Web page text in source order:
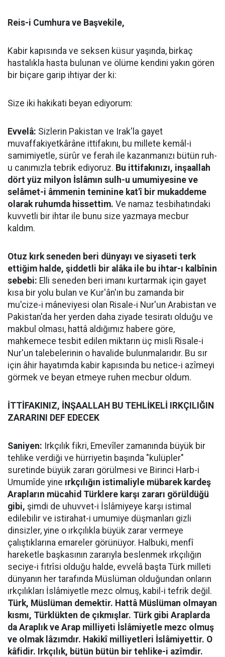
Reis-i Cumhura ve Başvekile,
Kabir kapısında ve seksen küsur yaşında, birkaç
hastalıkla hasta bulunan ve ölüme kendini yakın gören
bir biçare garip ihtiyar der ki:
Size iki hakikati beyan ediyorum:
Evvelâ: Sizlerin Pakistan ve Irak'la gayet
muvaffakiyetkârâne ittifakını, bu millete kemâl-i
samimiyetle, sürûr ve ferah ile kazanmanızı bütün ruh-
u canımızla tebrik ediyoruz. Bu ittifakınızı, inşaallah
dört yüz milyon İslâmın sulh-u umumiyesine ve
selâmet-i âmmenin teminine kat'î bir mukaddeme
olarak ruhumda hissettim. Ve namaz tesbihatındaki
kuvvetli bir ihtar ile bunu size yazmaya mecbur
kaldım.
Otuz kırk seneden beri dünyayı ve siyaseti terk
ettiğim halde, şiddetli bir alâka ile bu ihtar-ı kalbînin
sebebi: Elli seneden beri imanı kurtarmak için gayet
kısa bir yolu bulan ve Kur'ân'ın bu zamanda bir
mu'cize-i mâneviyesi olan Risale-i Nur'un Arabistan ve
Pakistan'da her yerden daha ziyade tesiratı olduğu ve
makbul olması, hattâ aldığımız habere göre,
mahkemece tesbit edilen miktarın üç misli Risale-i
Nur'un talebelerinin o havalide bulunmalarıdır. Bu sır
için âhir hayatımda kabir kapısında bu netice-i azîmeyi
görmek ve beyan etmeye ruhen mecbur oldum.
İTTİFAKINIZ, İNŞAALLAH BU TEHLİKELİ IRKÇILIĞIN
ZARARINI DEF EDECEK
Saniyen: Irkçılık fikri, Emevîler zamanında büyük bir
tehlike verdiği ve hürriyetin başında "kulüpler"
suretinde büyük zararı görülmesi ve Birinci Harb-i
Umumîde yine ırkçılığın istimaliyle mübarek kardeş
Arapların mücahid Türklere karşı zararı görüldüğü
gibi, şimdi de uhuvvet-i İslâmiyeye karşı istimal
edilebilir ve istirahat-i umumiye düşmanları gizli
dinsizler, yine o ırkçılıkla büyük zarar vermeye
çalıştıklarına emareler görünüyor. Halbuki, menfî
hareketle başkasının zararıyla beslenmek ırkçılığın
seciye-i fıtrîsi olduğu halde, evvelâ başta Türk milleti
dünyanın her tarafında Müslüman olduğundan onların
ırkçılıkları İslâmiyetle mezc olmuş, kabil-i tefrik değil.
Türk, Müslüman demektir. Hattâ Müslüman olmayan
kısmı, Türklükten de çıkmışlar. Türk gibi Araplarda
da Araplık ve Arap milliyeti İslâmiyetle mezc olmuş
ve olmak lâzımdır. Hakikî milliyetleri İslâmiyettir. O
kâfidir. Irkçılık, bütün bütün bir tehlike-i azîmdir.